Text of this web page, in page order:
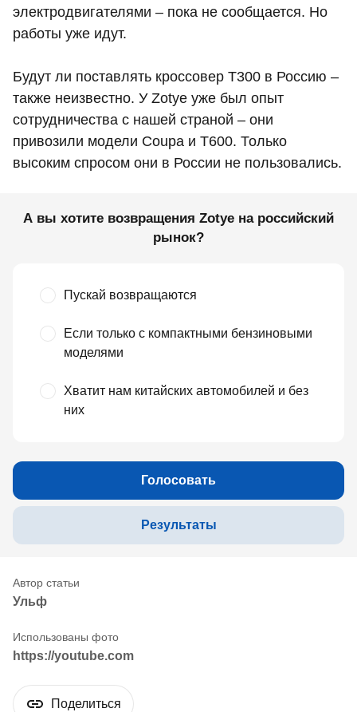
электродвигателями – пока не сообщается. Но
работы уже идут.
Будут ли поставлять кроссовер Т300 в Россию –
также неизвестно. У Zotye уже был опыт
сотрудничества с нашей страной – они
привозили модели Coupa и Т600. Только
высоким спросом они в России не пользовались.
А вы хотите возвращения Zotye на российский
рынок?
Пускай возвращаются
Если только с компактными бензиновыми
моделями
Хватит нам китайских автомобилей и без
них
Голосовать
Результаты
Ульф
https://youtube.com
Поделиться